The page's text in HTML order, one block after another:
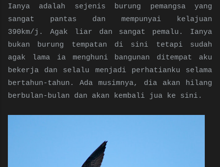
Ianya adalah sejenis burung pemangsa yang
sangat pantas dan mempunyai kelajuan
390km/j. Agak liar dan sangat pemalu. Ianya
bukan burung tempatan di sini tetapi sudah
agak lama ia menghuni bangunan ditempat aku
bekerja dan selalu menjadi perhatianku selama
bertahun-tahun. Ada musimnya, dia akan hilang
berbulan-bulan dan akan kembali jua ke sini.